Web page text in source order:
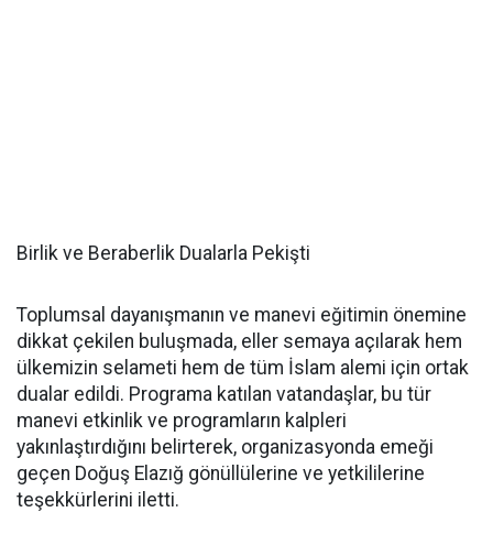
Birlik ve Beraberlik Dualarla Pekişti
Toplumsal dayanışmanın ve manevi eğitimin önemine
dikkat çekilen buluşmada, eller semaya açılarak hem
ülkemizin selameti hem de tüm İslam alemi için ortak
dualar edildi. Programa katılan vatandaşlar, bu tür
manevi etkinlik ve programların kalpleri
yakınlaştırdığını belirterek, organizasyonda emeği
geçen Doğuş Elazığ gönüllülerine ve yetkililerine
teşekkürlerini iletti.